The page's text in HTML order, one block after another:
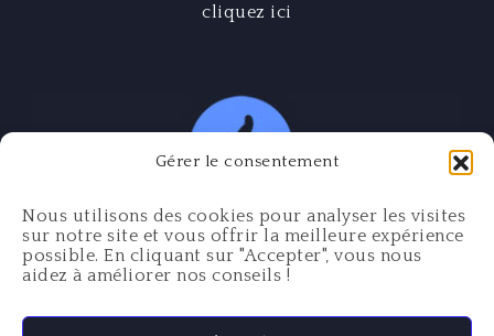
Gérer le consentement
Nous utilisons des cookies pour analyser les visites
sur notre site et vous offrir la meilleure expérience
possible. En cliquant sur "Accepter", vous nous
aidez à améliorer nos conseils !
cliquez ici